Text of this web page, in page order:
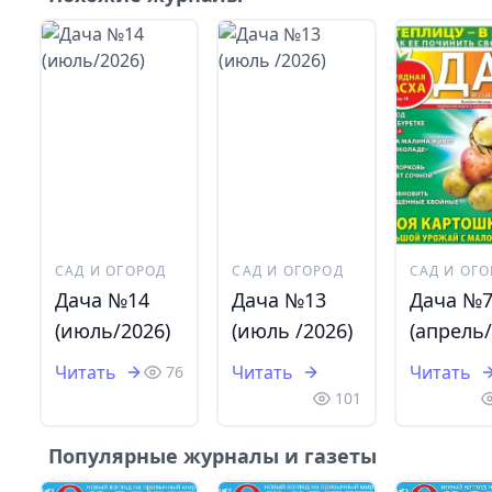
САД И ОГОРОД
Дача №14
(июль/2026)
Читать 76
САД И ОГОРОД
Дача №13
(июль /2026)
Читать
101
САД И
Дача №7
Читать
Популярные журналы и газеты